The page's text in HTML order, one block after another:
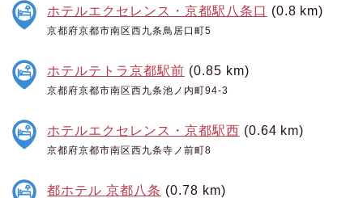
ホテルエクセレンス・京都駅八条口 (0.8 km)
京都府京都市南区西九条鳥居口町5
ホテルテトラ京都駅前 (0.85 km)
京都府京都市南区西九条池ノ内町94-3
ホテルエクセレンス・京都駅西 (0.64 km)
京都府京都市南区西九条寺ノ前町8
都ホテル 京都八条 (0.78 km)